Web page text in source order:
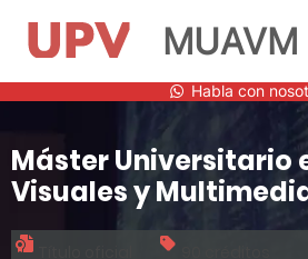
MUAVM
Habla con
Máster Universitario
Visuales y